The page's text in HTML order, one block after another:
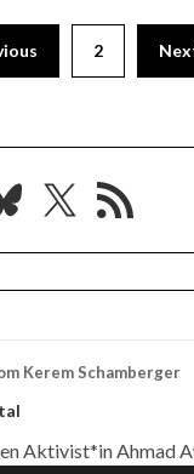
2
X RSS-Feed
Kerem Schamberger
Aktivist*in Ahmad